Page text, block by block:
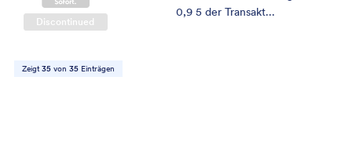
Discontinued
0,9 5 der Transakt...
Zeigt35von 35Einträgen